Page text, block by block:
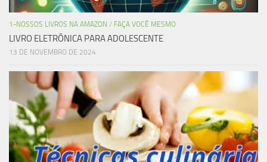
1-NOSSOS LIVROS NA AMAZON / FAÇA VOCÊ MESMO
LIVRO ELETRÔNICA PARA ADOLESCENTE
13 DE NOVEMBRO DE 2024